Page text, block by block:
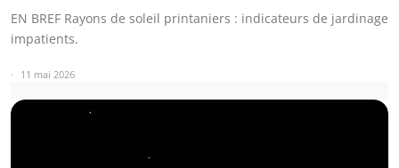
EN BREF Rayons de soleil printaniers : indicateurs de jardinage
impatients.
11 mai 2026